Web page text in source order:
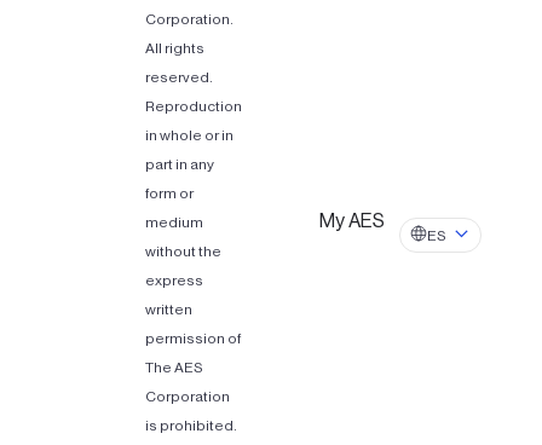
Corporation.
All rights
reserved.
Reproduction
in whole or in
part in any
form or
medium
without the
express
written
permission of
The AES
Corporation
is prohibited.
My AES
ES